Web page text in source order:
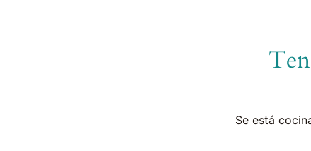
Se está